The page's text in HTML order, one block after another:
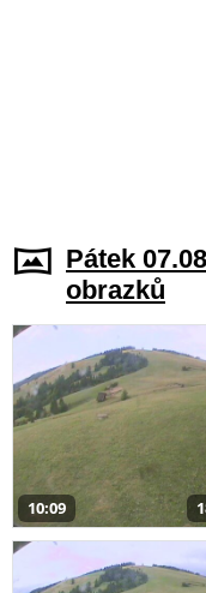
Pátek
obrazků
10:09